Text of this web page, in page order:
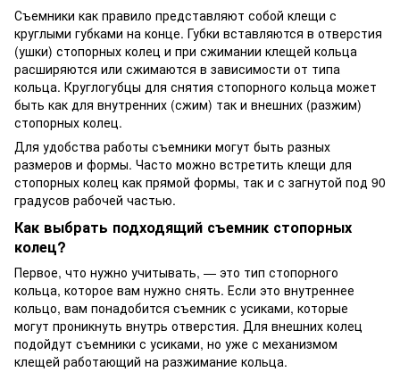
Съемники как правило представляют собой клещи с
круглыми губками на конце. Губки вставляются в отверстия
(ушки) стопорных колец и при сжимании клещей кольца
расширяются или сжимаются в зависимости от типа
кольца. Круглогубцы для снятия стопорного кольца может
быть как для внутренних (сжим) так и внешних (разжим)
стопорных колец.
Для удобства работы съемники могут быть разных
размеров и формы. Часто можно встретить клещи для
стопорных колец как прямой формы, так и с загнутой под 90
градусов рабочей частью.
Как выбрать подходящий съемник стопорных
колец?
Первое, что нужно учитывать, — это тип стопорного
кольца, которое вам нужно снять. Если это внутреннее
кольцо, вам понадобится съемник с усиками, которые
могут проникнуть внутрь отверстия. Для внешних колец
подойдут съемники с усиками, но уже с механизмом
клещей работающий на разжимание кольца.